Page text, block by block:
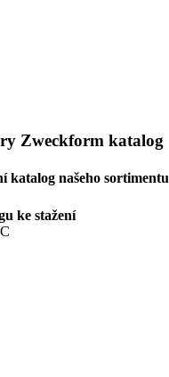
Zweckform katalog
katalog našeho sortimentu
ke stažení